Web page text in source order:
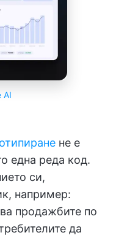
AI
не е
една реда код.
си,
например:
продажбите по
да